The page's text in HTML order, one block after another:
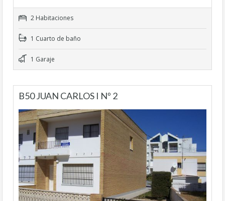
2 Habitaciones
1 Cuarto de baño
1 Garaje
B50 JUAN CARLOS I Nº 2